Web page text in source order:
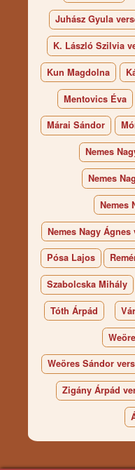
Juhász Gyula
K. László Szilvia
Kun Magdolna
Mentovics Éva
Márai Sándor
Nemes
Nemes
Nemes
Nemes Nagy Ágnes
Pósa Lajos
Szabolcska Mihály
Tóth Árpád
Weöres Sándor
Zigány Árpád